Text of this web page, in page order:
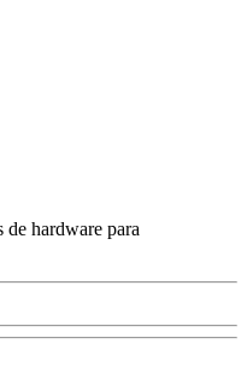
de hardware para